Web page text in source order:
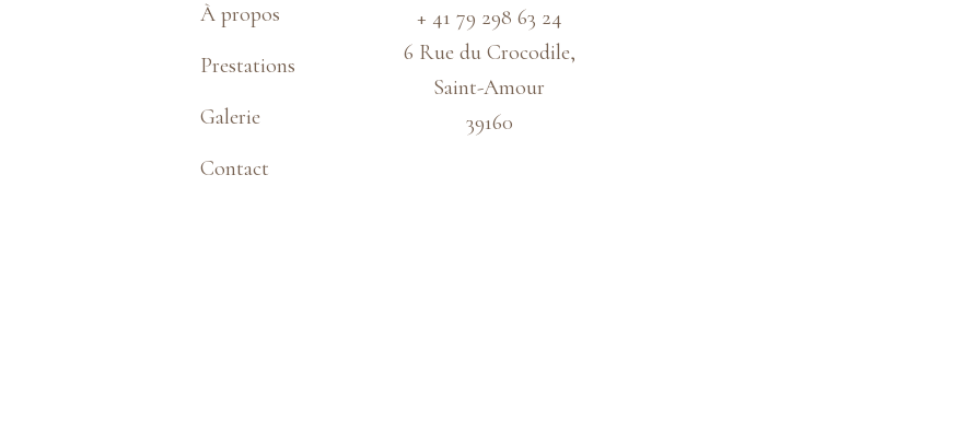
À propos
Prestations
Galerie
Contact
+ 41 79 298 63 24
6 Rue du Crocodile,
Saint-Amour
39160